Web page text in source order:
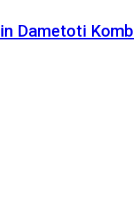
Dametoti